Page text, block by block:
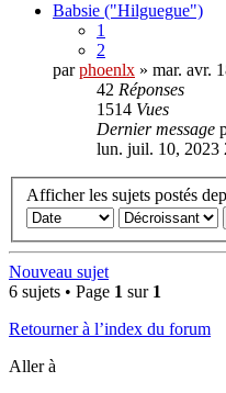
Babsie ("Hilguegue")
1
2
parphoenlx » mar. avr.
42 Réponses
1514 Vues
Dernier message
lun. juil. 10, 2023
Afficher les sujets postés
Nouveau sujet
6 sujets • Page 1 sur 1
Retourner à l’index du forum
Aller à